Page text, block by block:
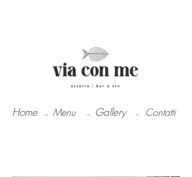
Home Menu Gallery Contatti